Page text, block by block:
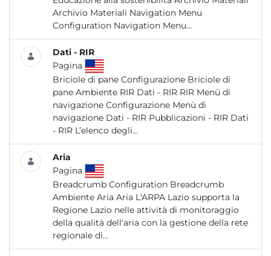
Archivio Materiali Navigation Menu
Configuration Navigation Menu...
Dati - RIR
Pagina
Briciole di pane Configurazione Briciole di
pane Ambiente RIR Dati - RIR RIR Menù di
navigazione Configurazione Menù di
navigazione Dati - RIR Pubblicazioni - RIR Dati
- RIR L’elenco degli...
Aria
Pagina
Breadcrumb Configuration Breadcrumb
Ambiente Aria Aria L'ARPA Lazio supporta la
Regione Lazio nelle attività di monitoraggio
della qualità dell'aria con la gestione della rete
regionale di...